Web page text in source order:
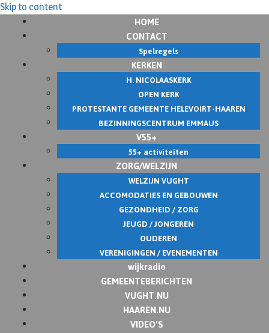
Skip to content
HOME
CONTACT
Spelregels
KERKEN
H. NICOLAASKERK
OPEN KERK
PROTESTANTE GEMEENTE HELEVOIRT-HAAREN
BEZINNINGSCENTRUM EMMAUS
V55+
55+ activiteiten
ZORG/WELZIJN
WELZIJN VUGHT
ACCOMODATIES EN GEBOUWEN
GEZONDHEID / ZORG
JEUGD / JONGEREN
OUDEREN
VERENIGINGEN / EVENEMENTEN
wijkradio
GEMEENTEBERICHTEN
VUGHT.NU
HAAREN.NU
VIDEO’S